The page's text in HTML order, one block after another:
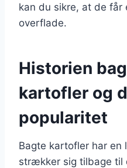
kan du sikre, at de får
overflade.
Historien
kartofler og
popularitet
Bagte kartofler har en
strækker sig tilbage til